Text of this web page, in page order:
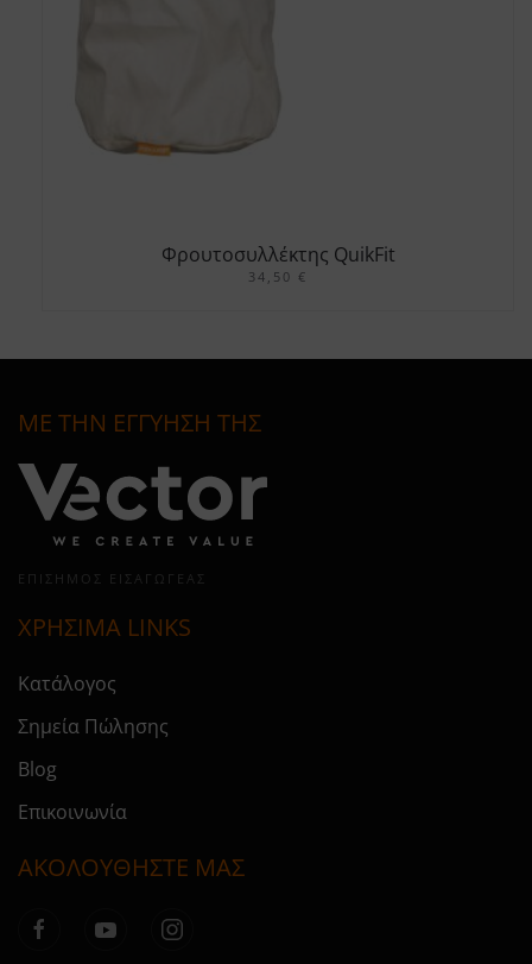
Φρουτοσυλλέκτης QuikFit
34,50 €
ΜΕ ΤΗΝ ΕΓΓΥΗΣΗ ΤΗΣ
ΕΠΊΣΗΜΟΣ ΕΙΣΑΓΩΓΈΑΣ
ΧΡΗΣΙΜΑ LINKS
Κατάλογος
Σημεία Πώλησης
Blog
Επικοινωνία
ΑΚΟΛΟΥΘΗΣΤΕ ΜΑΣ